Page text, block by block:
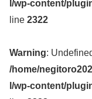
l/wp-content/
line 2322
Warning:
/home/
l/wp-content/